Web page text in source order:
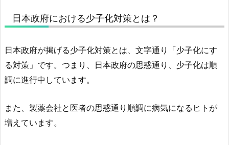
日本政府における少子化対策とは？
日本政府が掲げる少子化対策とは、文字通り「少子化にす
る対策」です。つまり、日本政府の思惑通り、少子化は順
調に進行中しています。
また、製薬会社と医者の思惑通り順調に病気になるヒトが
増えています。